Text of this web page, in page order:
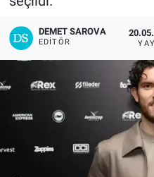
DEMET SAROVA
EDITÖR
ASTROLOJİ
MANŞET
RESMİ İLANLAR
İLAN
Bize ulaşın